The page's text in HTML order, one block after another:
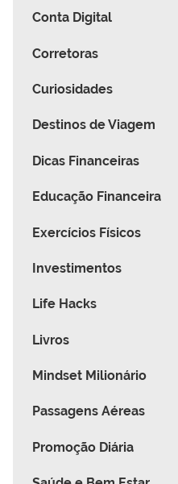
Conta Digital
Corretoras
Curiosidades
Destinos de Viagem
Dicas Financeiras
Educação Financeira
Exercícios Físicos
Investimentos
Life Hacks
Livros
Mindset Milionário
Passagens Aéreas
Promoção Diária